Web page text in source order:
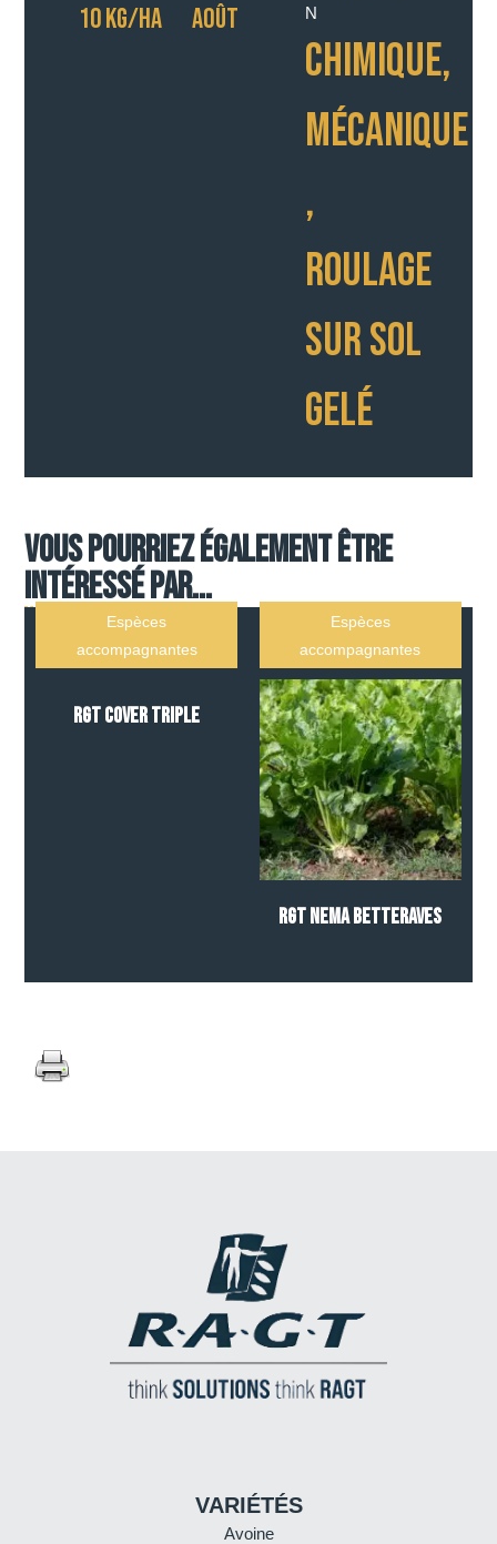
10 KG/HA AOÛT
N
CHIMIQUE,
MÉCANIQUE
,
ROULAGE
SUR SOL
GELÉ
Vous pourriez également être
intéressé par...
Espèces
accompagnantes
RGT COVER TRIPLE
Espèces
accompagnantes
RGT NEMA BETTERAVES
VARIÉTÉS
Avoine